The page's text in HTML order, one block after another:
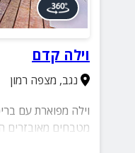
וילה קדם
נגב, מצפה רמון
מטבחים מאובזרים
טלוויזיות